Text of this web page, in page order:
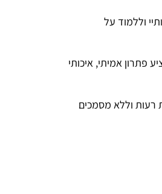
אודותיי וללמוד על
פתרון אמיתי, איכותי
רעות וללא מסמכים